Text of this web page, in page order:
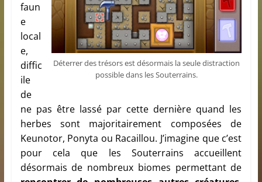
Déterrer des trésors est désormais la seule distraction
possible dans les Souterrains.
faun
e
local
e,
diffic
ile
de
ne pas être lassé par cette dernière quand les
herbes sont majoritairement composées de
Keunotor, Ponyta ou Racaillou. J’imagine que c’est
pour cela que les Souterrains accueillent
désormais de nombreux biomes permettant de